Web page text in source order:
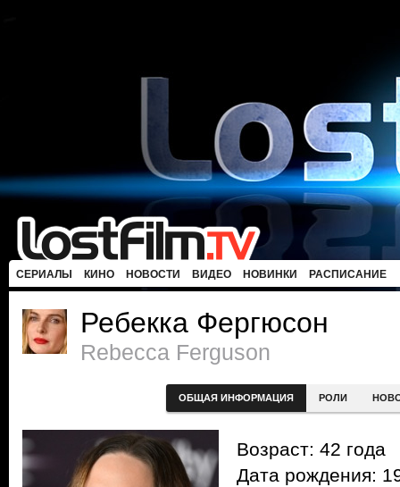
СЕРИАЛЫ КИНО НОВОСТИ ВИДЕО НОВИНКИ РАСПИСАНИЕ
Ребекка Фергюсон
Rebecca Ferguson
ОБЩАЯ ИНФОРМАЦИЯ РОЛИ
Возраст: 42 года
Дата рождения: